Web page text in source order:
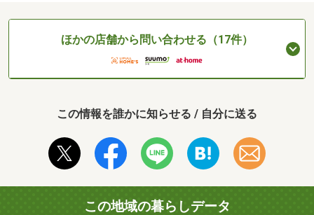
ほかの店舗から問い合わせる（17件）
この情報を誰かに知らせる / 自分に送る
この地域の暮らしデータ